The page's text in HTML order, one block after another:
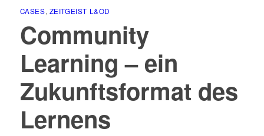
CASES, ZEITGEIST L&OD
Community
Learning – ein
Zukunftsformat des
Lernens